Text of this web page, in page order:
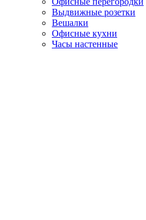
Выдвижные розетки
Вешалки
Офисные кухни
Часы настенные